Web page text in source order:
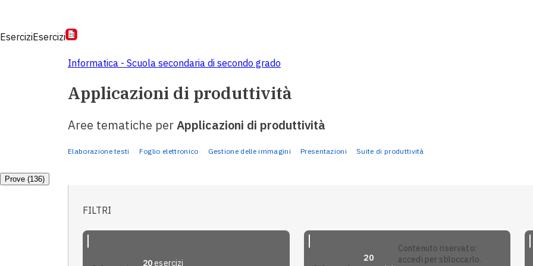
EserciziEsercizi
Informatica - Scuola secondaria di secondo grado
Applicazioni di produttività
Aree tematiche perApplicazioni di produttività
Elaborazione testi Foglio elettronico Gestione delle immagini Presentazioni Suite di produttività
Prove (136)
FILTRI
20 esercizi
20
contenuto riservato:
accedi per sbloccarlo.